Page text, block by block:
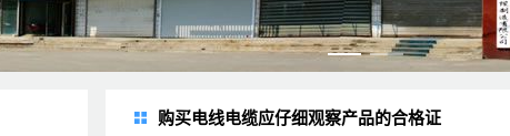
购买电线电缆应仔细观察产品的合格证